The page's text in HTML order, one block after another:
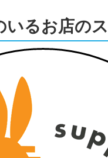
いるお店の